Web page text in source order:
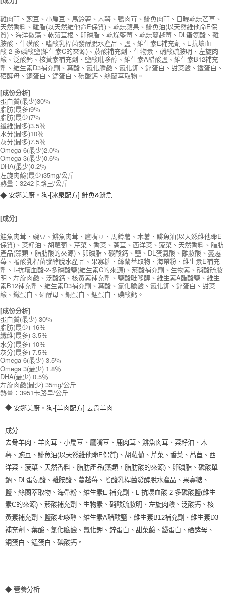
雞肉茸、豌豆、小扁豆、馬鈴薯、木薯、鴨肉茸、鯡魚肉茸、日曬乾燥芒草、
天然香料、雞脂(以天然維他命E保質)、乾燥蘋果、鯡魚油(以天然維他命E保
質)、海洋微藻、乾菊苣根、卵磷脂、乾燥藍莓、乾燥蔓越莓、DL蛋氨酸、離
胺酸、牛磺酸、嗜酸乳桿菌發酵脫水產品、鹽、維生素E補充劑、L-抗壞血
酸-2-多磷酸鹽(維生素C的來源)、菸酸補充劑、生物素、硝酸硫胺明、左旋肉
鹼、泛酸鈣、核黃素補充劑、鹽酸吡哆醇、維生素A醋酸鹽、維生素B12補充
劑、維生素D3補充劑、葉酸、氯化膽鹼、氯化鉀、鋅蛋白、甜菜鹼、鐵蛋白、
硒酵母、銅蛋白、錳蛋白、碘酸鈣、絲蘭萃取物 。
[成份分析]
蛋白質(最少)30％
脂肪(最多)9％
脂肪(最少)7％
纖維(最多)3.5％
水分(最多)10％
灰分(最多)7.5％
Omega 6(最少)2.0％
Omega 3(最少)0.6％
DHA(最少)0.2％
左旋肉鹼(最少)35mg/公斤
熱量：3242卡路里/公斤
◆ 安娜美廚‧狗-[冰泉配方] 鮭魚&鯡魚
[成分]
鮭魚肉茸、豌豆、鯡魚肉茸、鷹嘴豆、馬鈴薯、木薯、鯡魚油(以天然維他命E
保質)、菜籽油、胡蘿蔔、芹菜、香菜、萵苣、西洋菜、菠菜、天然香料、脂肪
產品(藻類，脂肪酸的來源)、卵磷脂、碳酸鈣、鹽、DL蛋氨酸、離胺酸、蔓越
莓、嗜酸乳桿菌發酵脫水產品、果寡糖、絲蘭萃取物、海帶粉、維生素E補充
劑、L-抗壞血酸-2-多磷酸鹽(維生素C的來源)、菸酸補充劑、生物素、硝酸硫胺
明、左旋肉鹼、泛酸鈣、核黃素補充劑、鹽酸吡哆醇、維生素A醋酸鹽、維生
素B12補充劑、維生素D3補充劑、葉酸、氯化膽鹼、氯化鉀、鋅蛋白、甜菜
鹼、鐵蛋白、硒酵母、銅蛋白、錳蛋白、碘酸鈣。
[成份分析]
蛋白質(最少) 30％
脂肪(最少) 16％
纖維(最多) 3.5％
水分(最多) 10％
灰分(最多) 7.5％
Omega 6(最少) 3.5％
Omega 3(最少) 1.8％
DHA(最少) 0.5％
左旋肉鹼(最少) 35mg/公斤
熱量：3951卡路里/公斤
◆ 安娜美廚‧狗-[羊肉配方] 去骨羊肉
成分
去骨羊肉、羊肉茸、小扁豆、鷹嘴豆、鹿肉茸、鯡魚肉茸、菜籽油、木
薯、豌豆、鯡魚油(以天然維他命E保質)、胡蘿蔔、芹菜、香菜、萵苣、西
洋菜、菠菜、天然香料、脂肪產品(藻類，脂肪酸的來源)、卵磷脂、磷酸單
鈉、DL蛋氨酸、離胺酸、蔓越莓、嗜酸乳桿菌發酵脫水產品、果寡糖、
鹽、絲蘭萃取物、海帶粉、維生素E 補充劑、L-抗壞血酸-2-多磷酸鹽(維生
素C的來源)、菸酸補充劑、生物素、硝酸硫胺明、左旋肉鹼、泛酸鈣、核
黃素補充劑、鹽酸吡哆醇、維生素A醋酸鹽、維生素B12補充劑、維生素D3
補充劑、葉酸、氯化膽鹼、氯化鉀、鋅蛋白、甜菜鹼、鐵蛋白、硒酵母、
銅蛋白、錳蛋白、碘酸鈣。
◆ 營養分析